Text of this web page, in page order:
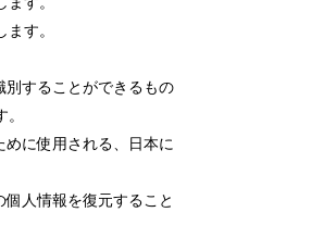
す。
することができるもの
に使用される、日本に
人情報を復元すること